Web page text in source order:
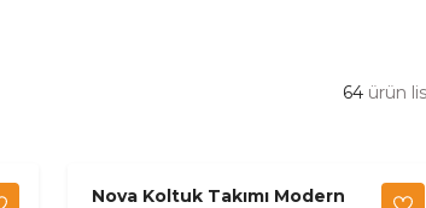
64 ürün
Nova Koltuk Takımı Modern